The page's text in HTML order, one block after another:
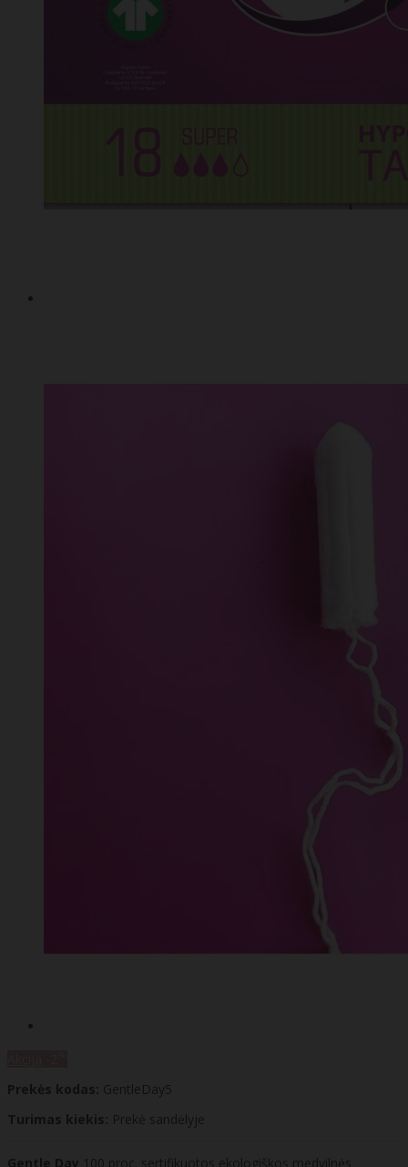
Prekės kodas: GentleDay5
Turimas kiekis: Prekė sandėlyje
Gentle Day 100 proc. sertifikuotos ekologiškos medvilnės